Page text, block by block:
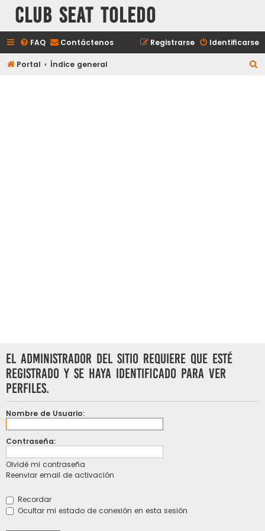
Club Seat Toledo
FAQ Contáctenos Identificarse
Registrarse
Portal Índice general
El administrador del sitio requiere que esté
registrado y se haya identificado para ver
perfiles.
Nombre de Usuario:
Contraseña:
Olvidé mi contraseña
Reenviar email de activación
Recordar
Ocultar mi estado de conexión en esta sesión